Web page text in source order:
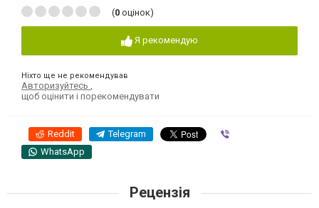
(0 оцінок)
Я рекомендую
Ніхто ще не рекомендував
Авторизуйтесь
щоб оцінити і порекомендувати
Reddit Telegram
WhatsApp
Рецензія